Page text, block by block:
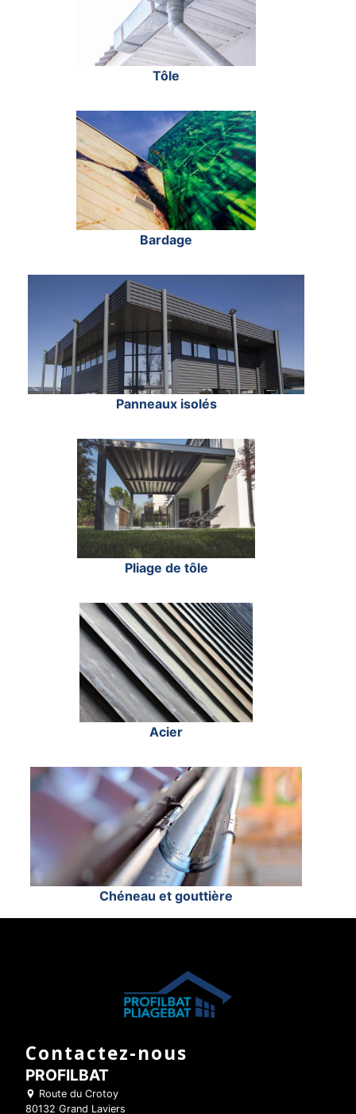
Tôle
Bardage
Panneaux isolés
Pliage de tôle
Acier
Chéneau et gouttière
Contactez-nous
PROFILBAT
Route du Crotoy
80132 Grand Laviers